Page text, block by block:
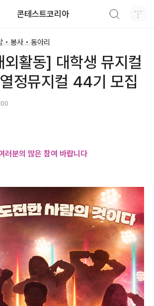
콘테스트코리아
• 봉사 • 동아리
외활동] 대학생 뮤지컬
정뮤지컬 44기 모집
러분의 많은 참여 바랍니다